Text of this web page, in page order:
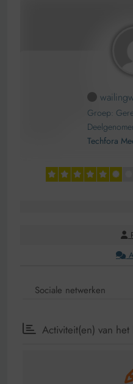
Groep:
Techfora
Sociale netwerken
Activiteit(en) van het